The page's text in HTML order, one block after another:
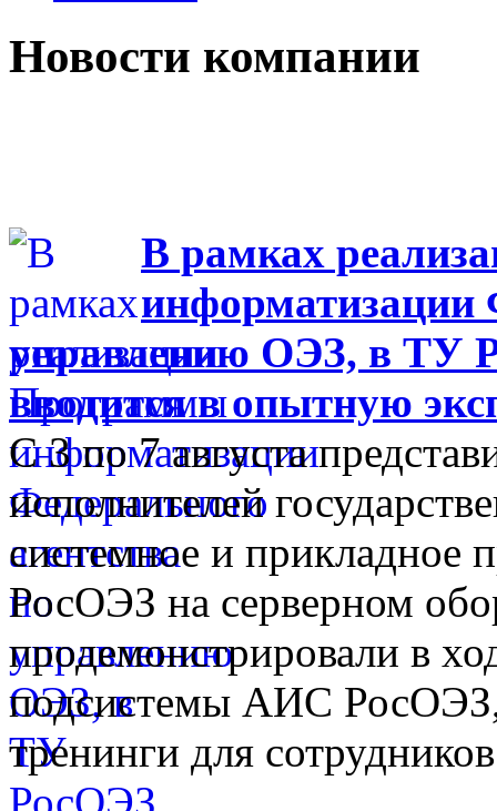
Новости компании
В рамках
информатизации
управлению ОЭЗ, в ТУ
вводится в опытную
С 3 по 7 августа
исполнителей
системное и прикладное
РосОЭЗ на серверном
продемонстрировали в
подсистемы АИС
тренинги для